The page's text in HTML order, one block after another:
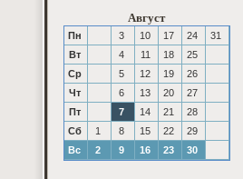
Август
Пн 3 10 17 24
31
Вт
4 11 18
25
Ср
5 12 19
26
Чт
6 13 20
27
Пт
7 14 21
28
Сб
1 8 15 22
29
Вс
2 9 16 23 30